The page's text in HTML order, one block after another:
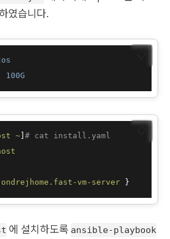
였습니다.
~] # cat install.yaml
ondrejhome.fast-vm-server
에 설치하도록 ansible-playbook